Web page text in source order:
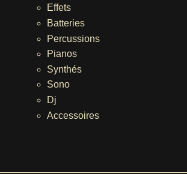
Effets
Batteries
Percussions
Pianos
Synthés
Sono
Dj
Accessoires